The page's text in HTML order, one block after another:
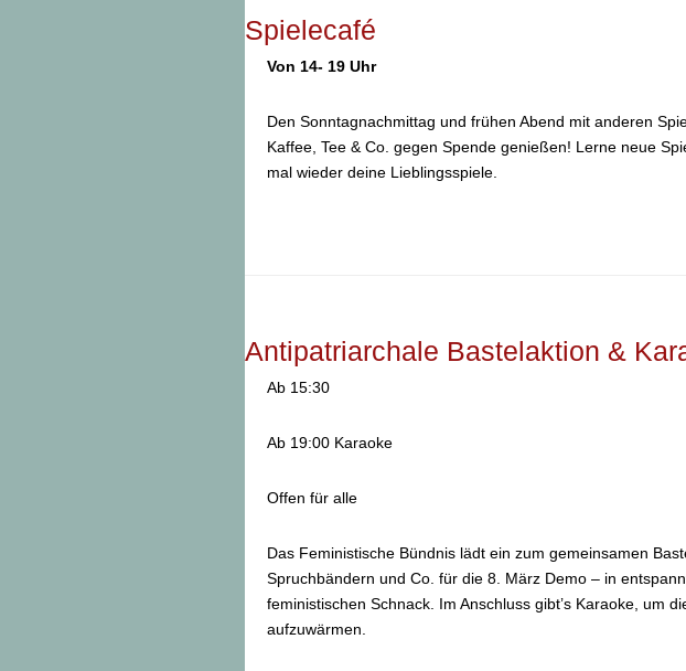
Spielecafé
Von 14- 19 Uhr
Den Sonntagnachmittag und frühen Abend mit anderen
Kaffee, Tee & Co. gegen Spende genießen! Lerne neue
mal wieder deine Lieblingsspiele.
Antipatriarchale Bastelaktion &
Ab 15:30
Ab 19:00 Karaoke
Offen für alle
Das Feministische Bündnis lädt ein zum gemeinsamen
Spruchbändern und Co. für die 8. März Demo – in
feministischen Schnack. Im Anschluss gibt’s Karaoke, um
aufzuwärmen.